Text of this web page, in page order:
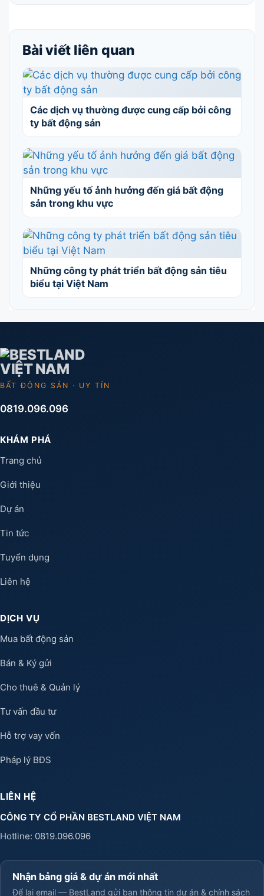
Bài viết liên quan
Các dịch vụ thường được cung cấp bởi công
ty bất động sản
Những yếu tố ảnh hưởng đến giá bất động
sản trong khu vực
Những công ty phát triển bất động sản tiêu
biểu tại Việt Nam
BẤT ĐỘNG SẢN · UY TÍN
0819.096.096
KHÁM PHÁ
Trang chủ
Giới thiệu
Dự án
Tin tức
Tuyển dụng
Liên hệ
DỊCH VỤ
Mua bất động sản
Bán & Ký gửi
Cho thuê & Quản lý
Tư vấn đầu tư
Hỗ trợ vay vốn
Pháp lý BĐS
LIÊN HỆ
CÔNG TY CỔ PHẦN BESTLAND VIỆT NAM
Hotline: 0819.096.096
Nhận bảng giá & dự án mới nhất
Để lại email — BestLand gửi bạn thông tin dự án & chính sách